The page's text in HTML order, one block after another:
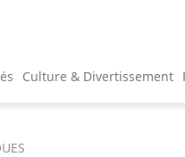
Culture & Divertissement